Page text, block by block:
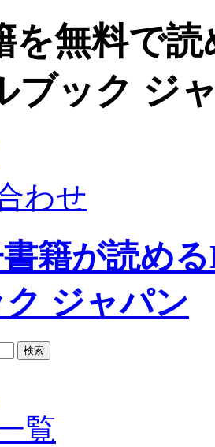
を無料で
ブック ジ
わせ
籍が読め
ジャパン
覧